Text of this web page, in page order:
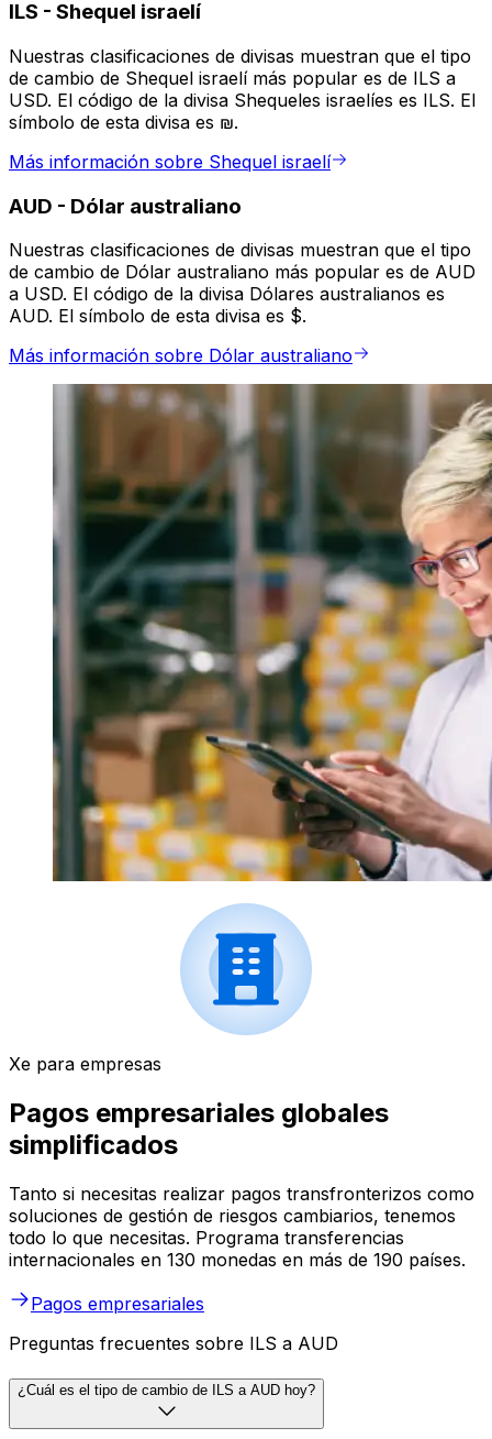
ILS - Shequel israelí
Nuestras clasificaciones de divisas muestran que el tipo
de cambio de Shequel israelí más popular es de ILS a
USD. El código de la divisa Shequeles israelíes es ILS. El
símbolo de esta divisa es ₪.
Más información sobre Shequel israelí
AUD - Dólar australiano
Nuestras clasificaciones de divisas muestran que el tipo
de cambio de Dólar australiano más popular es de AUD
a USD. El código de la divisa Dólares australianos es
AUD. El símbolo de esta divisa es $.
Más información sobre Dólar australiano
Xe para empresas
Pagos empresariales globales
simplificados
Tanto si necesitas realizar pagos transfronterizos como
soluciones de gestión de riesgos cambiarios, tenemos
todo lo que necesitas. Programa transferencias
internacionales en 130 monedas en más de 190 países.
Pagos empresariales
Preguntas frecuentes sobre ILS a AUD
¿Cuál es el tipo de cambio de ILS a AUD hoy?